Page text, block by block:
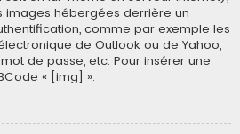
images hébergées derrière un
comme par exemple les
de Outlook ou de Yahoo,
de passe, etc. Pour insérer une
« [img] ».